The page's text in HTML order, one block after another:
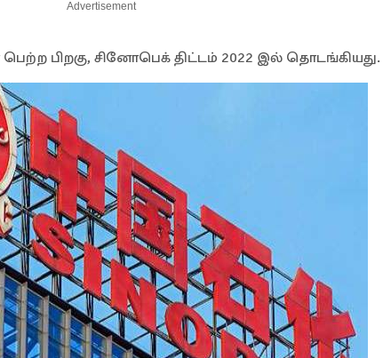
Advertisement
பிறகு, சினோபெக் திட்டம் 2022 இல் தொடங்கியது.